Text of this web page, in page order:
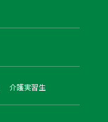
介護実習生